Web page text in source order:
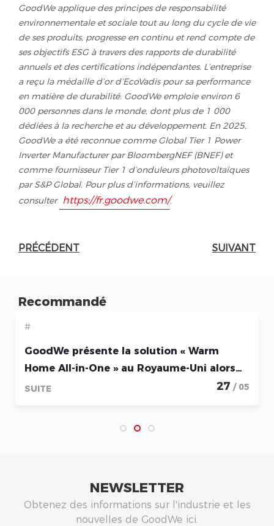
GoodWe applique des principes de responsabilité
environnementale et sociale tout au long du cycle de vie
de ses produits, progresse en continu et rend compte de
ses objectifs ESG à travers des rapports de durabilité
annuels et des certifications indépendantes. L’entreprise
a reçu la médaille d’or d’EcoVadis pour sa performance
en matière de durabilité. GoodWe emploie environ 6
000 personnes dans le monde, dont plus de 1 000
dédiées à la recherche et au développement. En 2025,
GoodWe a été reconnue comme Global Tier 1 Power
Inverter Manufacturer par BloombergNEF (BNEF) et
comme fournisseur Tier 1 d’onduleurs photovoltaïques
par S&P Global. Pour plus d’informations, veuillez
consulter https://fr.goodwe.com/.
PRÉCÉDENT SUIVANT
Recommandé
#
GoodWe présente la solution « Warm
Home All-in-One » au Royaume-Uni alors
que se déploie le plus vaste programme
SUITE 27 / 05
NEWSLETTER
Obtenez des informations sur l'industrie et les
nouvelles de GoodWe ici.